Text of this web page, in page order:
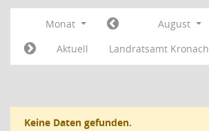
Monat August
Aktuell
Landratsamt Kronach
Keine Daten gefunden.